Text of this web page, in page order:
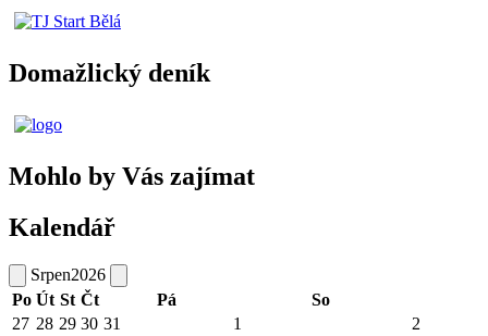
Domažlický deník
Mohlo by Vás zajímat
Kalendář
Srpen2026
Po Út St Čt Pá
So
27 28 29 30 31 1 2